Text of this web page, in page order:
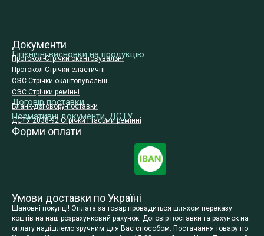
Документи
Гігієнічні висновки на продукцію
Протокол-Стрічки окантовувальні
Протокол Стрічки еластичні
СЭС Стрічки окантовувальні
СЭС Стрічки ремінні
Договір поставки
Бланк-договору-поставки
Нормативні документи, ДСТУ
ДСТУ 2038-92 Стрічки і тасьми ремінні
Форми оплати
Умови доставки по Україні
Шановні покупці! Оплата за товар провадиться шляхом переказу
коштів на наш розрахунковий рахунок. Договір поставки та рахунок на
оплату надішлемо зручним для Вас способом. Постачання товару по